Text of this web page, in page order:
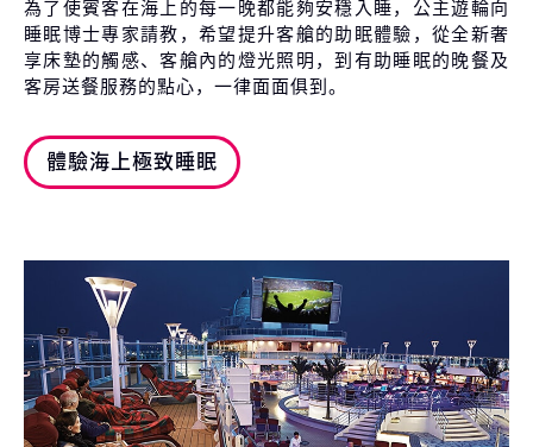
為了使賓客在海上的每一晚都能夠安穩入睡，公主遊輪向
睡眠博士專家請教，希望提升客艙的助眠體驗，從全新奢
享床墊的觸感、客艙內的燈光照明，到有助睡眠的晚餐及
客房送餐服務的點心，一律面面俱到。
體驗海上極致睡眠